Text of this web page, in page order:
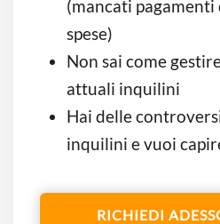
(mancati
spese)
Non sai come
attuali inquilini
Hai delle
inquilini e vuoi
RICHIEDI